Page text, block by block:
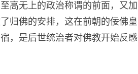
高无上的政治称谓的前面，又加
归佛的安排，这在前朝的佞佛皇
，是后世统治者对佛教开始反感